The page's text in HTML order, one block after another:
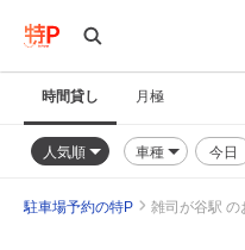
時間貸し 月極
人気順 車種 今日
駐車場予約の特P 雑司が谷駅 の